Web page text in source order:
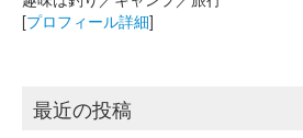
[プロフィール詳細]
最近の投稿